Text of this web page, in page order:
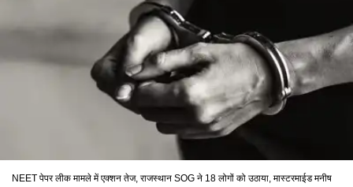
NEET पेपर लीक मामले में एक्शन तेज, राजस्थान SOG ने 18 लोगों को उठाया, मास्टरमाईड मनीष